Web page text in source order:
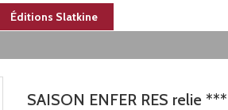
Éditions Slatkine
SAISON ENFER RES relie ***